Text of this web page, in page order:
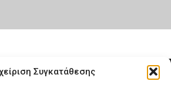
Συγκατάθεσης